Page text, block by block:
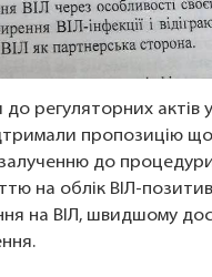
регуляторних актів
пропозицію
до
на облік ВІЛ-
на ВІЛ, швидшому